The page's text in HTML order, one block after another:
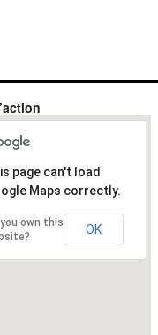
page can't load
Maps correctly.
you own this
OK